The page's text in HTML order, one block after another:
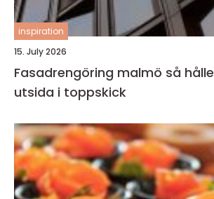
inspiration
15. July 2026
Fasadrengöring malmö så håller du husets
utsida i toppskick